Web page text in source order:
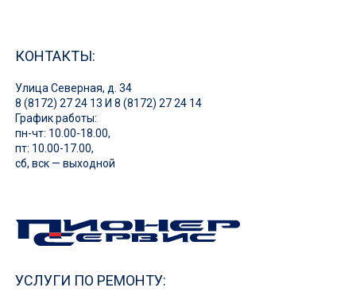
КОНТАКТЫ:
Улица Северная, д. 34
8 (8172) 27 24 13 И 8 (8172) 27 24 14
График работы:
пн-чт: 10.00-18.00,
пт: 10.00-17.00,
сб, вск — выходной
УСЛУГИ ПО РЕМОНТУ: